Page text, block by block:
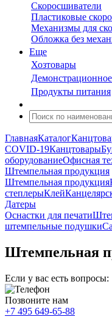
Скоросшиватели
Пластиковые
Механизмы для
Обложка без
Еще
Хозтовары
Продукты питания
ГлавнаяКаталог
COVID-19Канцтовары
оборудованиеОфисная
Штемпельная продукция
Штемпельная продукция
степлерыКлей
Датеры
Оснастки для печати
штемпельные подушки
Штемпельная
Если у вас есть вопросы:
Позвоните нам
+7 495 649-65-88